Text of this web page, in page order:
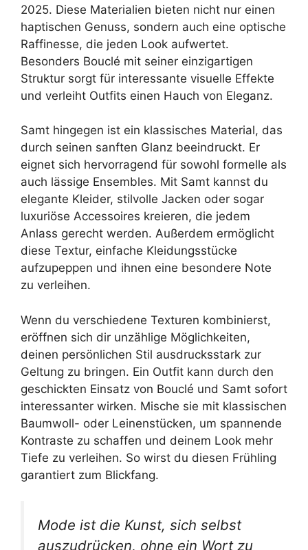
2025. Diese Materialien bieten nicht nur einen
haptischen Genuss, sondern auch eine optische
Raffinesse, die jeden Look aufwertet.
Besonders Bouclé mit seiner einzigartigen
Struktur sorgt für interessante visuelle Effekte
und verleiht Outfits einen Hauch von Eleganz.
Samt hingegen ist ein klassisches Material, das
durch seinen sanften Glanz beeindruckt. Er
eignet sich hervorragend für sowohl formelle als
auch lässige Ensembles. Mit Samt kannst du
elegante Kleider, stilvolle Jacken oder sogar
luxuriöse Accessoires kreieren, die jedem
Anlass gerecht werden. Außerdem ermöglicht
diese Textur, einfache Kleidungsstücke
aufzupeppen und ihnen eine besondere Note
zu verleihen.
Wenn du verschiedene Texturen kombinierst,
eröffnen sich dir unzählige Möglichkeiten,
deinen persönlichen Stil ausdrucksstark zur
Geltung zu bringen. Ein Outfit kann durch den
geschickten Einsatz von Bouclé und Samt sofort
interessanter wirken. Mische sie mit klassischen
Baumwoll- oder Leinenstücken, um spannende
Kontraste zu schaffen und deinem Look mehr
Tiefe zu verleihen. So wirst du diesen Frühling
garantiert zum Blickfang.
Mode ist die Kunst, sich selbst
auszudrücken, ohne ein Wort zu